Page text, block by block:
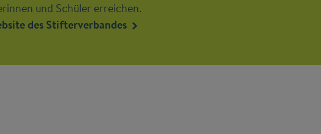
und Schüler erreichen.
des Stifterverbandes